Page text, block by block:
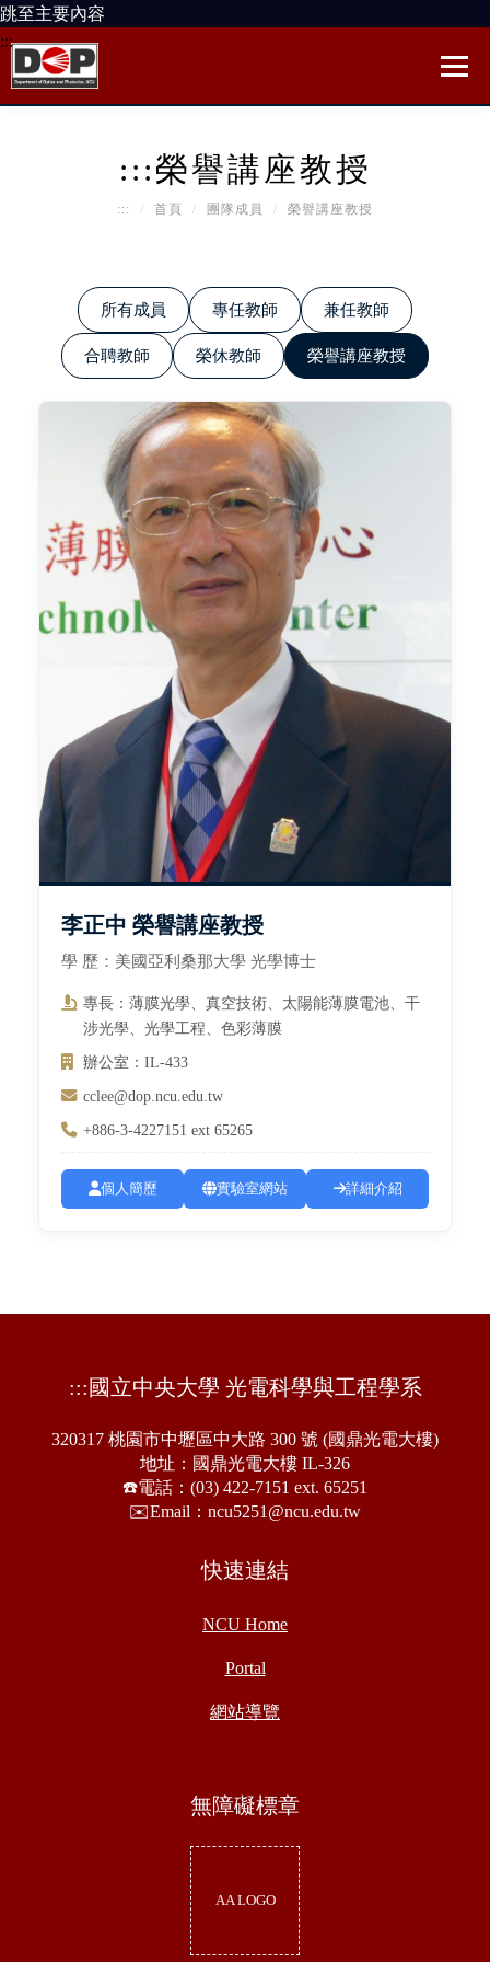
跳至主要內容
:::
:::榮譽講座教授
::: 首頁 團隊成員 榮譽講座教授
所有成員 專任教師 兼任教師
合聘教師 榮休教師 榮譽講座教授
李正中 榮譽講座教授
學 歷：美國亞利桑那大學 光學博士
專長：薄膜光學、真空技術、太陽能薄膜電池、干
涉光學、光學工程、色彩薄膜
辦公室：IL-433
cclee@dop.ncu.edu.tw
+886-3-4227151 ext 65265
個人簡歷 實驗室網站 詳細介紹
::: 國立中央大學 光電科學與工程學系
320317 桃園市中壢區中大路 300 號 (國鼎光電大樓)
地址：國鼎光電大樓 IL-326
☎️電話：(03) 422-7151 ext. 65251
✉️Email：ncu5251@ncu.edu.tw
快速連結
NCU Home
Portal
網站導覽
無障礙標章
AA LOGO